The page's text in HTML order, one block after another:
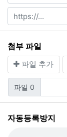
첨부 파일
파일 추가
파일 0
자동등록방지